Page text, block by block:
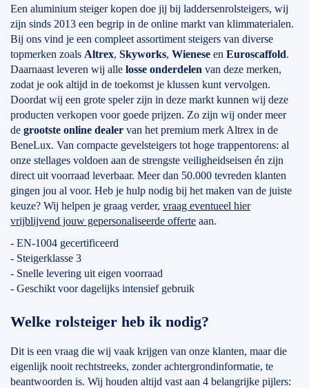
Een aluminium steiger kopen doe jij bij laddersenrolsteigers, wij
zijn sinds 2013 een begrip in de online markt van klimmaterialen.
Bij ons vind je een compleet assortiment steigers van diverse
topmerken zoals Altrex, Skyworks, Wienese en Euroscaffold.
Daarnaast leveren wij alle losse onderdelen van deze merken,
zodat je ook altijd in de toekomst je klussen kunt vervolgen.
Doordat wij een grote speler zijn in deze markt kunnen wij deze
producten verkopen voor goede prijzen. Zo zijn wij onder meer
de grootste online dealer van het premium merk Altrex in de
BeneLux. Van compacte gevelsteigers tot hoge trappentorens: al
onze stellages voldoen aan de strengste veiligheidseisen én zijn
direct uit voorraad leverbaar. Meer dan 50.000 tevreden klanten
gingen jou al voor. Heb je hulp nodig bij het maken van de juiste
keuze? Wij helpen je graag verder, vraag eventueel hier
vrijblijvend jouw gepersonaliseerde offerte aan.
- EN-1004 gecertificeerd
- Steigerklasse 3
- Snelle levering uit eigen voorraad
- Geschikt voor dagelijks intensief gebruik
Welke rolsteiger heb ik nodig?
Dit is een vraag die wij vaak krijgen van onze klanten, maar die
eigenlijk nooit rechtstreeks, zonder achtergrondinformatie, te
beantwoorden is. Wij houden altijd vast aan 4 belangrijke pijlers: